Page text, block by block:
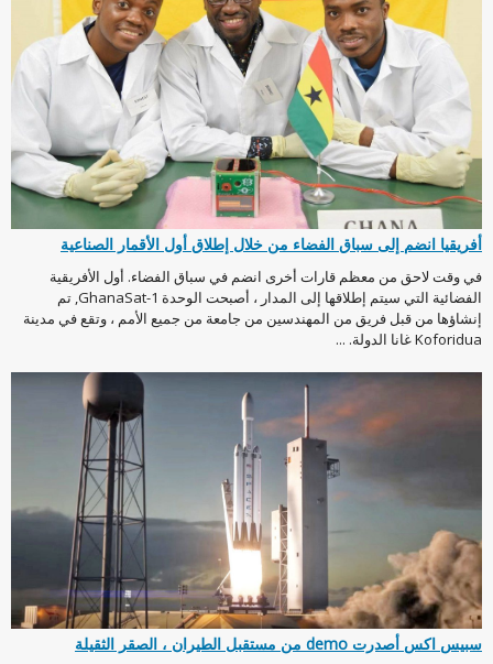
أفريقيا انضم إلى سباق الفضاء من خلال إطلاق أول الأقمار الصناعية
في وقت لاحق من معظم قارات أخرى انضم في سباق الفضاء. أول الأفريقية
الفضائية التي سيتم إطلاقها إلى المدار ، أصبحت الوحدة GhanaSat-1, تم
إنشاؤها من قبل فريق من المهندسين من جامعة من جميع الأمم ، وتقع في مدينة
Koforidua غانا الدولة. ...
سبيس اكس أصدرت demo من مستقبل الطيران ، الصقر الثقيلة